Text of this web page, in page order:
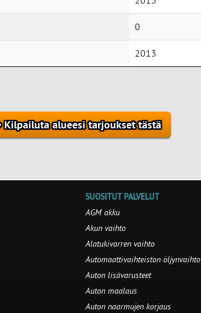
0
2013
Kilpailuta alueesi tarjoukset tästä
SUOSITUT PALVELUT
AGM akku
Akun vaihto
Alatukivarren vaihto
Automaattivaihteiston öljynvaihto
Auton lisävarusteet
Auton maalaus
Auton naarmujen korjaus